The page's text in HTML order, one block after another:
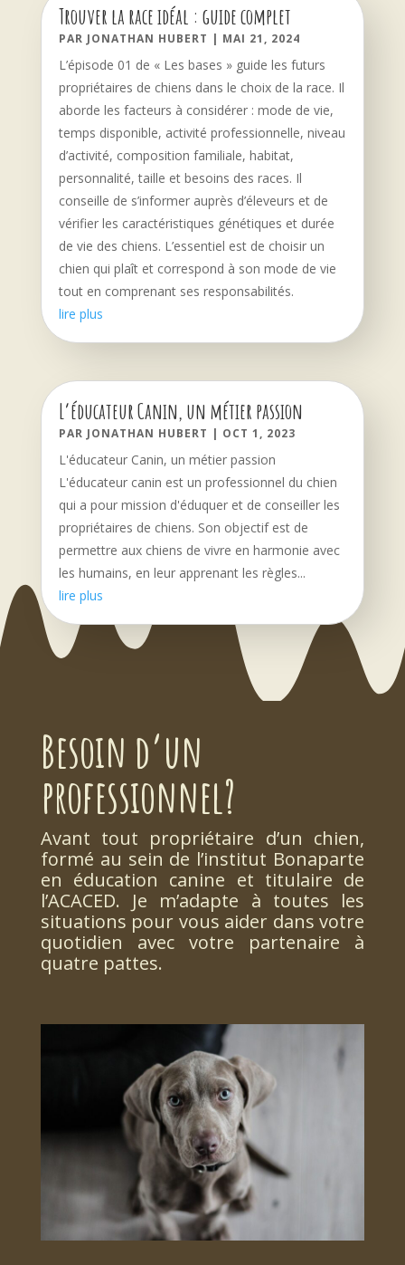
Trouver la race idéal : guide complet
PAR JONATHAN HUBERT | MAI 21, 2024
L’épisode 01 de « Les bases » guide les futurs
propriétaires de chiens dans le choix de la race. Il
aborde les facteurs à considérer : mode de vie,
temps disponible, activité professionnelle, niveau
d’activité, composition familiale, habitat,
personnalité, taille et besoins des races. Il
conseille de s’informer auprès d’éleveurs et de
vérifier les caractéristiques génétiques et durée
de vie des chiens. L’essentiel est de choisir un
chien qui plaît et correspond à son mode de vie
tout en comprenant ses responsabilités.
lire plus
L’éducateur Canin, un métier passion
PAR JONATHAN HUBERT | OCT 1, 2023
L'éducateur Canin, un métier passion
L'éducateur canin est un professionnel du chien
qui a pour mission d'éduquer et de conseiller les
propriétaires de chiens. Son objectif est de
permettre aux chiens de vivre en harmonie avec
les humains, en leur apprenant les règles...
lire plus
Besoin d’un
professionnel?
Avant tout propriétaire d’un chien,
formé au sein de l’institut Bonaparte
en éducation canine et titulaire de
l’ACACED. Je m’adapte à toutes les
situations pour vous aider dans votre
quotidien avec votre partenaire à
quatre pattes.